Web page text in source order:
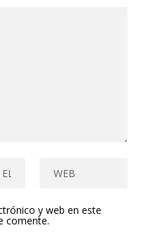
y web en este
comente.